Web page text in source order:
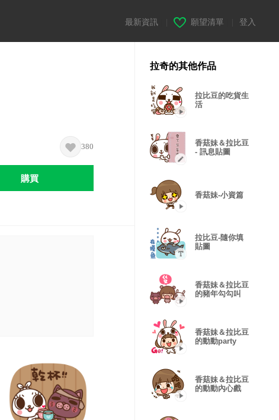
最新資訊 願望清單 登入
380
購買
拉奇的其他作品
拉比豆的吃貨生
活
香菇妹＆拉比豆
- 訊息貼圖
香菇妹-小資篇
拉比豆-隨你填
貼圖
香菇妹＆拉比豆
的豬年勾勾叫
香菇妹＆拉比豆
的動動party
香菇妹＆拉比豆
的動動內心戲